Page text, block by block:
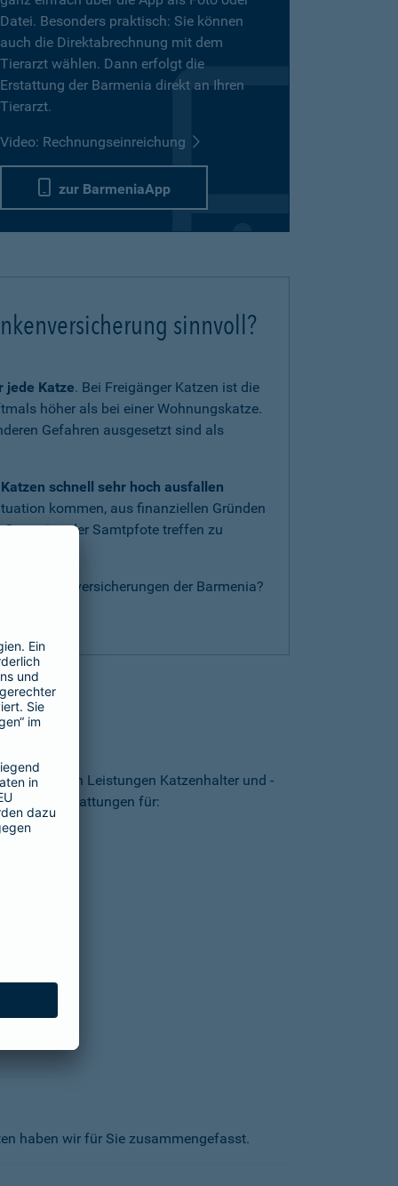
Datei. Besonders praktisch: Sie können
auch die Direktabrechnung mit dem
Tierarzt wählen. Dann erfolgt die
Erstattung der Barmenia direkt an Ihren
Tierarzt.
Video: Rechnungseinreichung
zur BarmeniaApp
sinnvoll?
jede Katze. Bei Freigänger Katzen ist die
höher als bei einer Wohnungskatze.
Gefahren ausgesetzt sind als
schnell sehr hoch ausfallen
kommen, aus finanziellen Gründen
der Samtpfote treffen zu
Katzenversicherungen der Barmenia?
Von welchen Leistungen Katzenhalter und -
Erstattungen für:
haben wir für Sie zusammengefasst.